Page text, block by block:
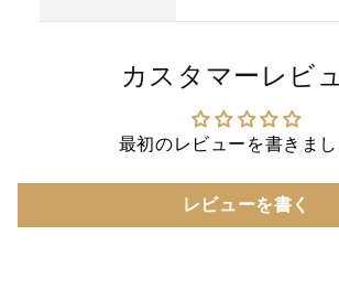
カスタマーレビ
最初のレビューを書きまし
レビューを書く